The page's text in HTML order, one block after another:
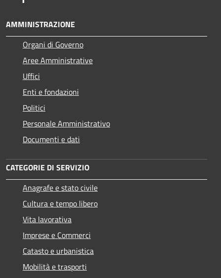
AMMINISTRAZIONE
Organi di Governo
Aree Amministrative
Uffici
Enti e fondazioni
Politici
Personale Amministrativo
Documenti e dati
CATEGORIE DI SERVIZIO
Anagrafe e stato civile
Cultura e tempo libero
Vita lavorativa
Imprese e Commerci
Catasto e urbanistica
Mobilità e trasporti